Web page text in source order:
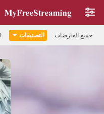
جميع العارضات التصنيفات